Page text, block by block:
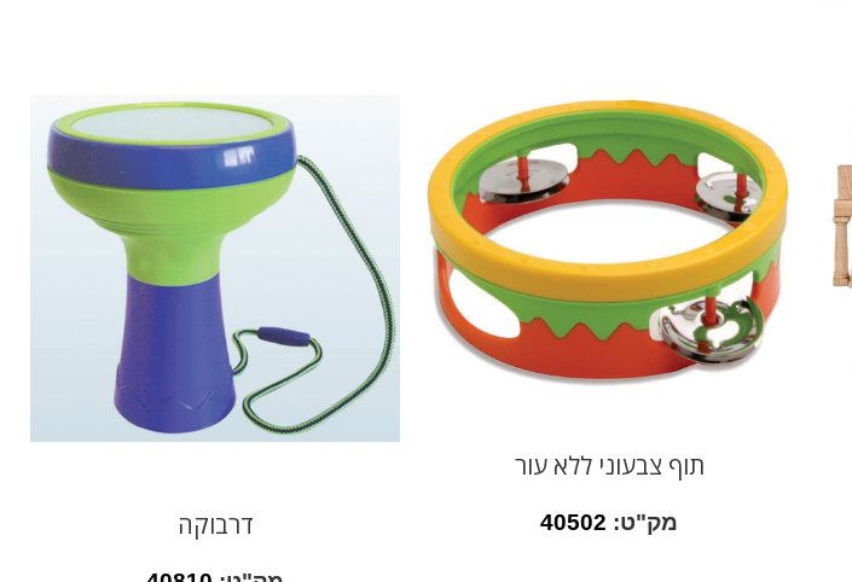
תוף צבעוני ללא עור
מק"ט: 40502 דרבוקה